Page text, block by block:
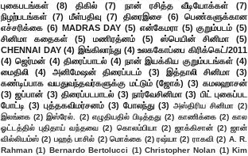
புகைபடங்கள்
(8) திகில் (7) நான் ரசித்த வீடியோக்கள்
(7)
நிழற்படங்கள் (7) மீள்பதிவு (7) திரைஇசை (6)
பெண்களுக்கான
எச்சரிக்கை (6) MADRAS DAY (5) என்கேமரா (5) குறும்படம் (5)
சினிமா கதைகள்
(5) மணிரத்னம் (5) ஸ்பெயின் சினிமா
(5)
CHENNAI DAY (4) இங்கிலாந்து (4) உலககோப்பை கிரிக்கெட்/2011
(4) ஜெர்மன் (4) திரைப்பாடல் (4) நான் இயக்கிய குறும்படங்கள் (4)
மைதிலி
(4) அனிமேஷன் திரைப்படம் (3) இத்தாலி சினிமா
(3)
கண்டிப்பாக வயதுவந்தவர்களுக்கு மட்டும் (ஜோக்) (3) கமலஹாசன்
(3) ஜப்பான் (3) திரைப்படபாடல் (3) நார்வேசினிமா (3) பிட் புகைப்பட
போட்டி (3) புத்தகவிமர்சனம் (3) போலந்து (3) அஸ்திரிய சினிமா (2)
இலங்கை (2) இஸ்ரேல். (2) எழுதியதில் பிடித்தது (2) காணிக்கை (2) கால
ஓட்டத்தில் புதிதாய் வந்தவை (2) கொலம்பியா (2) ஜாக்கிசான் (2) ஜான்
வில்லியம்ஸ் (2) பஹத் பாசில் (2) மொக்கை (2) ரஷ்யா (2) ராகவி (2) A. R.
Rahman (1) Bernardo Bertolucci (1) Christopher Nolan (1) Kim